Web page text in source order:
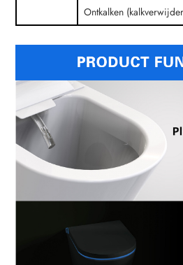
Ontkalken